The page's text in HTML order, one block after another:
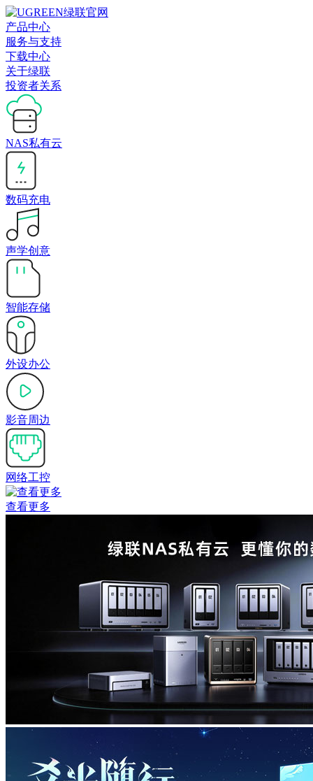
产品中心
服务与支持
下载中心
关于绿联
投资者关系
NAS私有云
数码充电
声学创意
智能存储
外设办公
影音周边
网络工控
查看更多